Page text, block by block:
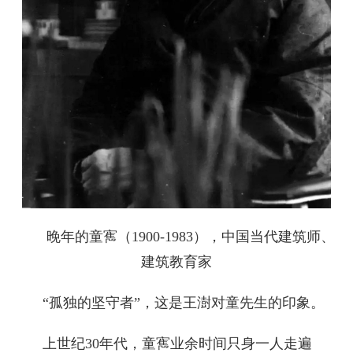
晚年的童寯（1900-1983），中国当代建筑师、
建筑教育家
“孤独的坚守者”，这是王澍对童先生的印象。
上世纪30年代，童寯业余时间只身一人走遍